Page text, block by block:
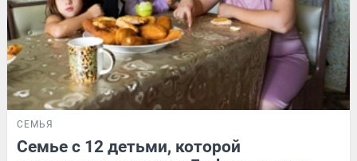
СЕМЬЯ
Семье с 12 детьми, которой